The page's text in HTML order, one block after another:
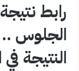
رابط
الجلوس
النتيجة